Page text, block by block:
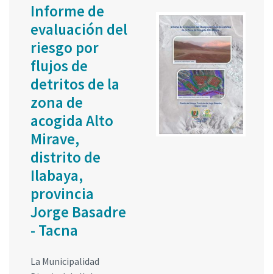
Informe de
evaluación del
riesgo por
flujos de
detritos de la
zona de
acogida Alto
Mirave,
distrito de
Ilabaya,
provincia
Jorge Basadre
- Tacna
La Municipalidad